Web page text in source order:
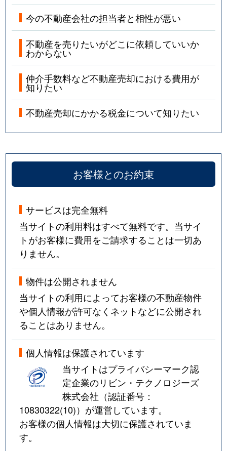
今の不動産会社の担当者と相性が悪い
不動産を売りたいがどこに依頼していいか
わからない
仲介手数料など不動産売却における費用が
知りたい
不動産売却にかかる税金について知りたい
お客様とのお約束
サービスは完全無料
当サイトの利用料はすべて無料です。当サイ
トがお客様に費用をご請求することは一切あ
りません。
物件は公開されません
当サイトの利用によってお客様の不動産物件
や個人情報が許可なくネットなどに公開され
ることはありません。
個人情報は保護されています
当サイトはプライバシーマーク認
定企業のリビン・テクノロジーズ
株式会社（認証番号：
10830322(10)）が運営しています。
お客様の個人情報は大切に保護されていま
す。